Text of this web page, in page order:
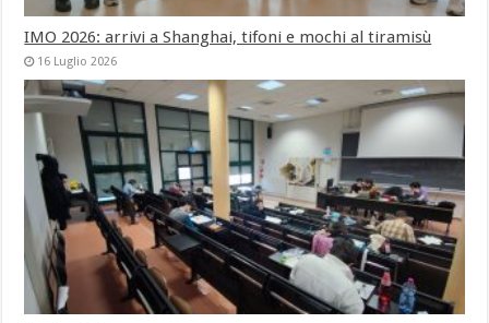
IMO 2026: arrivi a Shanghai, tifoni e mochi al tiramisù
16 Luglio 2026